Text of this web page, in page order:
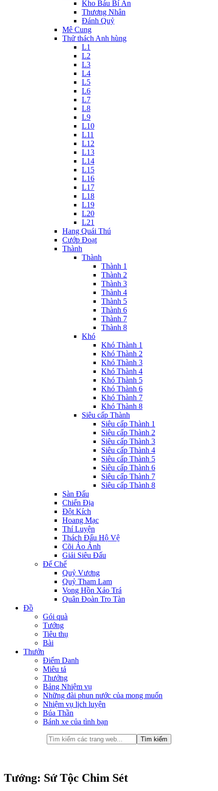
Kho Báu Bí Ẩn
Thương Nhân
Đánh Quỷ
Mê Cung
Thử thách Anh hùng
L1
L2
L3
L4
L5
L6
L7
L8
L9
L10
L11
L12
L13
L14
L15
L16
L17
L18
L19
L20
L21
Hang Quái Thú
Cướp Đoạt
Thành
Thành
Thành 1
Thành 2
Thành 3
Thành 4
Thành 5
Thành 6
Thành 7
Thành 8
Khó
Khó Thành 1
Khó Thành 2
Khó Thành 3
Khó Thành 4
Khó Thành 5
Khó Thành 6
Khó Thành 7
Khó Thành 8
Siêu cấp Thành
Siêu cấp Thành 1
Siêu cấp Thành 2
Siêu cấp Thành 3
Siêu cấp Thành 4
Siêu cấp Thành 5
Siêu cấp Thành 6
Siêu cấp Thành 7
Siêu cấp Thành 8
Sàn Đấu
Chiến Địa
Đột Kích
Hoang Mạc
Thí Luyện
Thách Đấu Hộ Vệ
Cõi Ảo Ảnh
Giải Siêu Đấu
Đế Chế
Quỷ Vương
Quỷ Tham Lam
Vong Hồn Xảo Trá
Quân Đoàn Tro Tàn
Đồ
Gói quà
Tướng
Tiêu thụ
Bài
Thưởn
Điểm Danh
Miêu tả
Thưởng
Bảng Nhiệm vụ
Những đài phun nước của mong muốn
Nhiệm vụ lịch luyện
Búa Thần
Bánh xe của tình bạn
Tướng: Sứ Tộc Chim Sét